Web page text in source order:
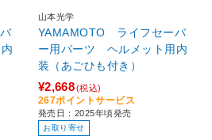
山本光学
YAMAMOTO ライフセーバ
ー用パーツ ヘルメット用内
装（あごひも付き）
¥2,668(税込)
267ポイントサービス
発売日：2025年頃発売
お取り寄せ